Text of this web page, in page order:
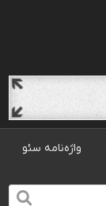
واژه‌نامه سئو